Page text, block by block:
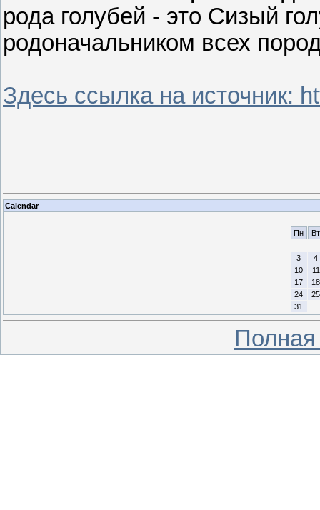
рода голубей - это Сизый
родоначальником всех
Здесь ссылка на источник:
Calendar
Пн
Вт
3
4
10
11
17
18
24
25
31
Полная